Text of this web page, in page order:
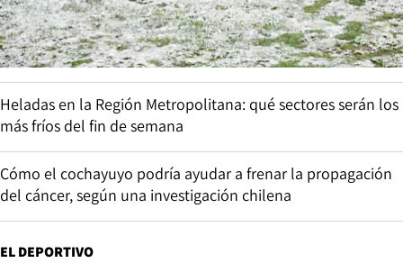
Heladas en la Región Metropolitana: qué sectores serán los
más fríos del fin de semana
Cómo el cochayuyo podría ayudar a frenar la propagación
del cáncer, según una investigación chilena
EL DEPORTIVO